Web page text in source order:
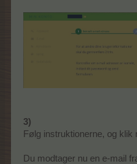
3)
Følg instruktionerne, og
Du modtager nu en e-mail